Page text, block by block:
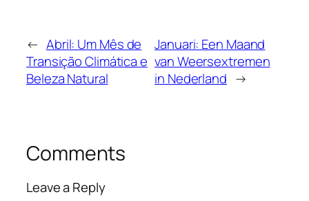
← Abril: Um Mês de
Transição Climática e
Beleza Natural
Januari: Een Maand
van Weersextremen
in Nederland →
Comments
Leave a Reply